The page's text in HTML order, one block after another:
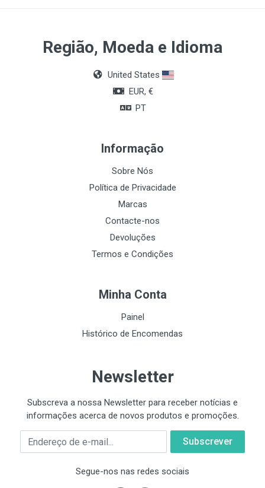
Quantidade
50 unidades
Região, Moeda e Idioma
United States
EUR, €
PT
Informação
Sobre Nós
Política de Privacidade
Marcas
Contacte-nos
Devoluções
Termos e Condições
Minha Conta
Painel
Histórico de Encomendas
Newsletter
Subscreva a nossa Newsletter para receber notícias e
informações acerca de novos produtos e promoções.
Email
Segue-nos nas redes sociais